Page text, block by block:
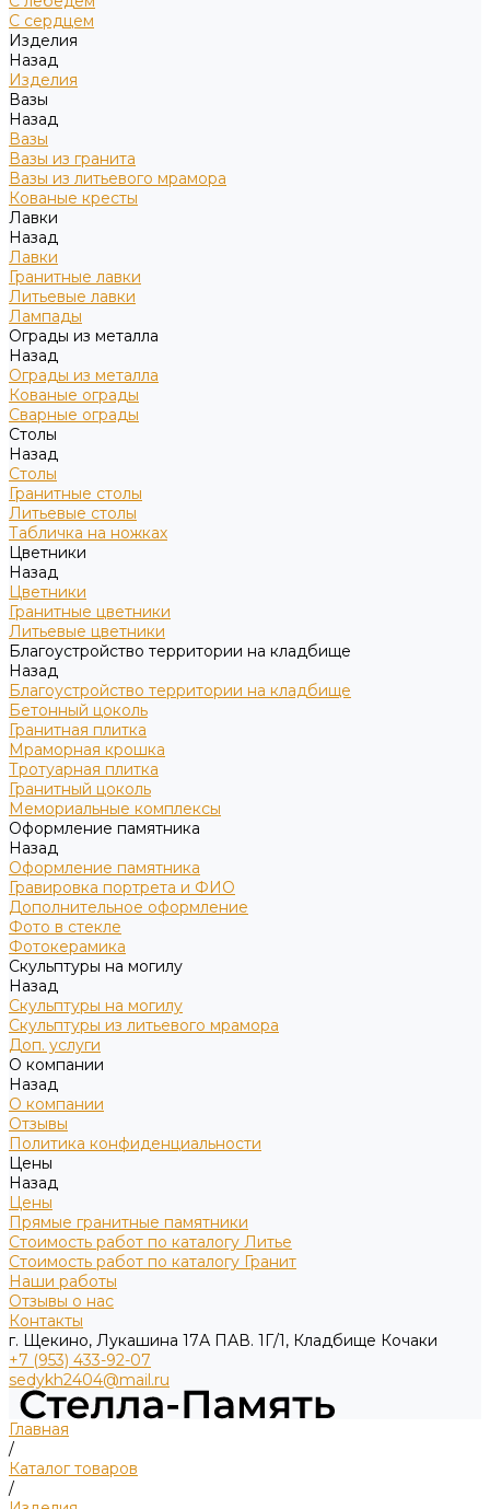
С сердцем
Изделия
Назад
Изделия
Вазы
Назад
Вазы
Вазы из гранита
Вазы из литьевого мрамора
Кованые кресты
Лавки
Назад
Лавки
Гранитные лавки
Литьевые лавки
Лампады
Ограды из металла
Назад
Ограды из металла
Кованые ограды
Сварные ограды
Столы
Назад
Столы
Гранитные столы
Литьевые столы
Табличка на ножках
Цветники
Назад
Цветники
Гранитные цветники
Литьевые цветники
Благоустройство территории на кладбище
Назад
Благоустройство территории на кладбище
Бетонный цоколь
Гранитная плитка
Мраморная крошка
Тротуарная плитка
Гранитный цоколь
Мемориальные комплексы
Оформление памятника
Назад
Оформление памятника
Гравировка портрета и ФИО
Дополнительное оформление
Фото в стекле
Фотокерамика
Скульптуры на могилу
Назад
Скульптуры на могилу
Скульптуры из литьевого мрамора
Доп. услуги
О компании
Назад
О компании
Отзывы
Политика конфиденциальности
Цены
Назад
Цены
Прямые гранитные памятники
Стоимость работ по каталогу Литье
Стоимость работ по каталогу Гранит
Наши работы
Отзывы о нас
Контакты
г. Щекино, Лукашина 17А ПАВ. 1Г/1, Кладбище Кочаки
+7 (953) 433-92-07
sedykh2404@mail.ru
Главная
/
Каталог товаров
/